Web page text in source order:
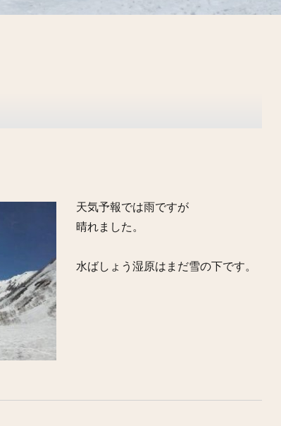
天気予報では雨ですが
晴れました。
水ばしょう湿原はまだ雪の下です。